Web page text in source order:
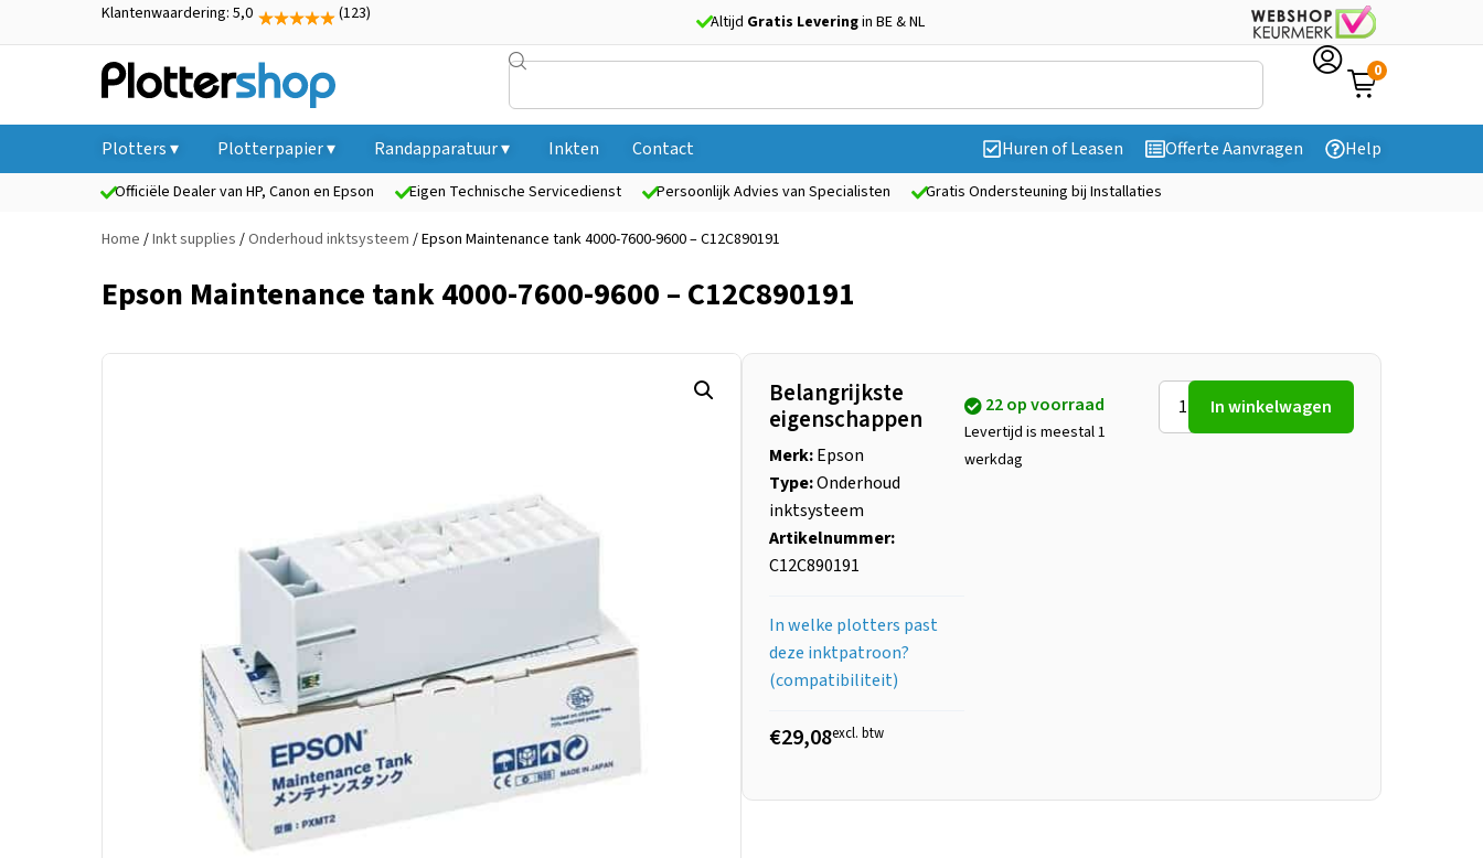
Klantenwaardering: 5,0 (123) Altijd Gratis Leveringin BE & NL
0
Plotters ▾ Plotterpapier ▾ Randapparatuur ▾ Inkten Contact Huren of Leasen Offerte Aanvragen Help
Officiële Dealer van HP, Canon en Epson Eigen Technische Servicedienst Persoonlijk Advies van Specialisten Gratis Ondersteuning bij Installaties
Home /Inkt supplies /Onderhoud inktsysteem / Epson Maintenance tank 4000-7600-9600 – C12C890191
Epson Maintenance tank 4000-7600-9600 – C12C890191
Belangrijkste
eigenschappen
Merk:Epson
Type:Onderhoud
inktsysteem
Artikelnummer:
C12C890191
In welke plotters past
deze inktpatroon?
(compatibiliteit)
€29,08excl. btw
22 op voorraad
Levertijd is meestal 1
werkdag
In winkelwagen